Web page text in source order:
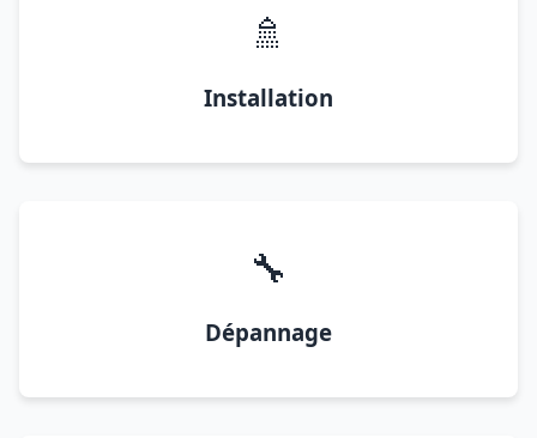
🚿
Installation
🔧
Dépannage